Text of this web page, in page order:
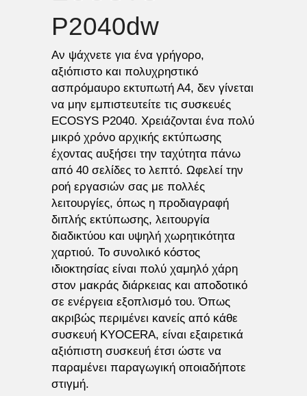
P2040dw
Αν ψάχνετε για ένα γρήγορο,
αξιόπιστο και πολυχρηστικό
ασπρόμαυρο εκτυπωτή Α4, δεν γίνεται
να μην εμπιστευτείτε τις συσκευές
ECOSYS P2040. Χρειάζονται ένα πολύ
μικρό χρόνο αρχικής εκτύπωσης
έχοντας αυξήσει την ταχύτητα πάνω
από 40 σελίδες το λεπτό. Ωφελεί την
ροή εργασιών σας με πολλές
λειτουργίες, όπως η προδιαγραφή
διπλής εκτύπωσης, λειτουργία
διαδικτύου και υψηλή χωρητικότητα
χαρτιού. Το συνολικό κόστος
ιδιοκτησίας είναι πολύ χαμηλό χάρη
στον μακράς διάρκειας και αποδοτικό
σε ενέργεια εξοπλισμό του. Όπως
ακριβώς περιμένει κανείς από κάθε
συσκευή KYOCERA, είναι εξαιρετικά
αξιόπιστη συσκευή έτσι ώστε να
παραμένει παραγωγική οποιαδήποτε
στιγμή.